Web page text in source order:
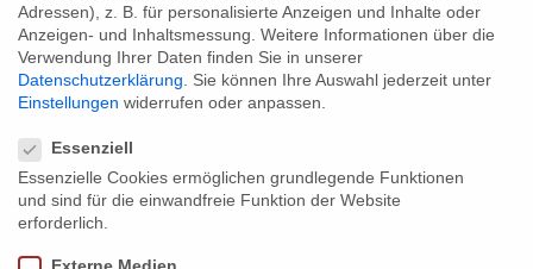
Christian Beetz in Hong Kong und auf
der IDFA
Geschäftsführer Christian Beetz ist viel unterwegs: Am
Wochenende war er auf dem World Science and Factual
Adressen), z. B. für personalisierte Anzeigen und Inhalte oder
Anzeigen- und Inhaltsmessung. Weitere Informationen über die
Verwendung Ihrer Daten finden Sie in unserer
Datenschutzerklärung
Sie können Ihre Auswahl jederzeit unter
Einstellungen widerrufen oder anpassen.
Essenziell
Essenzielle Cookies ermöglichen grundlegende Funktionen
und sind für die einwandfreie Funktion der Website
erforderlich.